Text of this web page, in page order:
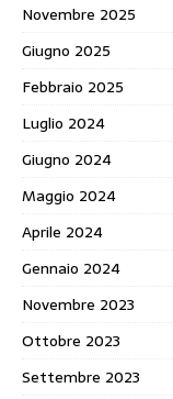
Novembre 2025
Giugno 2025
Febbraio 2025
Luglio 2024
Giugno 2024
Maggio 2024
Aprile 2024
Gennaio 2024
Novembre 2023
Ottobre 2023
Settembre 2023